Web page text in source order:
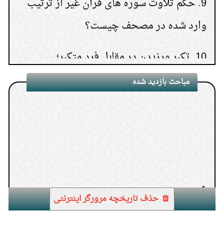
وارد شده در مصحف چیست؟
مباحث بازدید شده
حذف تاریخچه مرورگر اینترنتی